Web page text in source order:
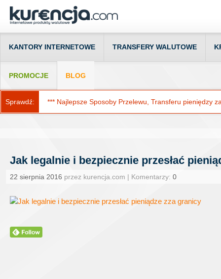
KANTORY INTERNETOWE TRANSFERY WALUTOWE
PROMOCJE BLOG
Sprawdź: *** Najlepsze Sposoby Przelewu, Transferu pieniędzy
Jak legalnie i bezpiecznie przesłać
22 sierpnia 2016 przez kurencja.com | Komentarzy: 0